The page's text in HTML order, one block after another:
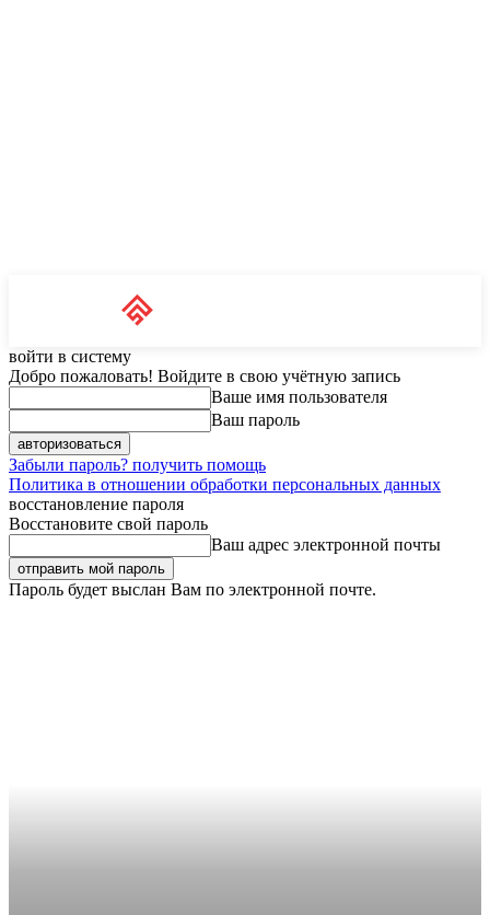
войти в систему
Добро пожаловать! Войдите в свою учётную запись
Ваше имя пользователя
Ваш пароль
Забыли пароль? получить помощь
Политика в отношении обработки персональных данных
восстановление пароля
Восстановите свой пароль
Ваш адрес электронной почты
Пароль будет выслан Вам по электронной почте.